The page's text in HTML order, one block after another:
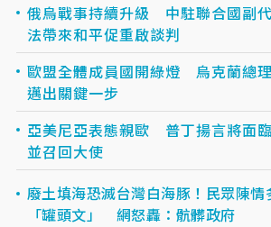
俄烏戰事持續升級 中駐聯合國副
法帶來和平促重啟談判
歐盟全體成員國開綠燈 烏克蘭總
邁出關鍵一步
亞美尼亞表態親歐 普丁揚言將面臨
並召回大使
廢土填海恐滅台灣白海豚！民眾陳情
「罐頭文」 網怒轟：骯髒政府